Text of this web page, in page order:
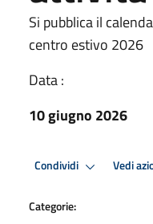
Si pubblica il
centro estivo 2026
Data :
10 giugno 2026
Condividi Vedi
Categorie: